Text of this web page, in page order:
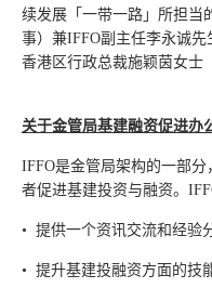
续发展「一带一路」所担当
事）兼IFFO副主任李永诚
香港区行政总裁施颖茵女士
关于金管局基建融资促进办
IFFO是金管局架构的一部
者促进基建投资与融资。
• 提供一个资讯交流和经验
• 提升基建投融资方面的技